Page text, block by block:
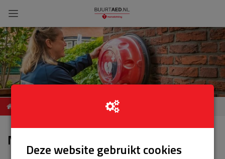
Verlenging servicecontract
NieuwsDeze website gebruikt cookies